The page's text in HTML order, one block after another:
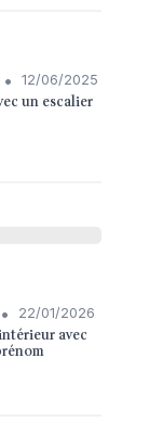
• 12/06/2025
un escalier
• 22/01/2026
avec